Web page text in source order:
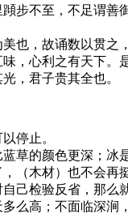
不至，不足谓善御
，故诵数以贯之，
，心利之有天下。
，君子贵其全也。
停止。
的颜色更深；冰是
（木材）也不会
己检验反省，那么
高；不面临深涧，